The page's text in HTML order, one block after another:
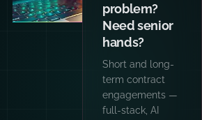
problem?
Need senior
hands?
Short and long-
term contract
engagements —
full-stack, AI